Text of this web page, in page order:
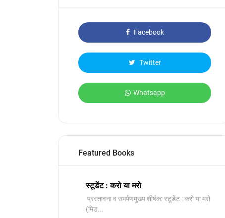
Facebook
Twitter
Whatsapp
Featured Books
स्टूडेंट : करो या मरो
प्रस्तावना व समर्पणमुख्य शीर्षक: स्टूडेंट : करो या मरो
(मिड...